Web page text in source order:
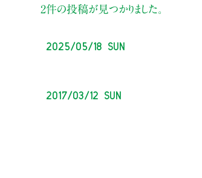
2件の投稿が見つかりました。
2025/05/18 Sun
2017/03/12 Sun